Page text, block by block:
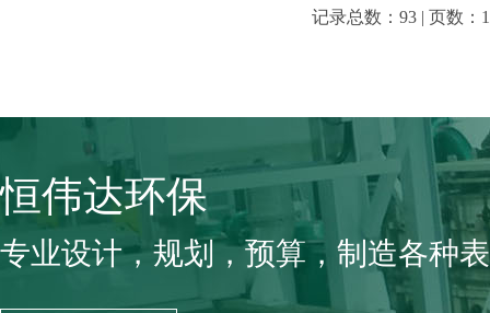
记录总数：93 | 页数：
恒伟达环保
专业设计，规划，预算，制造各种